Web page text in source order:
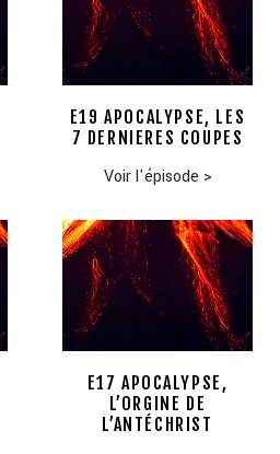
E19 APOCALYPSE, LES
7 DERNIERES COUPES
Voir l'épisode >
E17 APOCALYPSE,
L’ORGINE DE
L’ANTÉCHRIST